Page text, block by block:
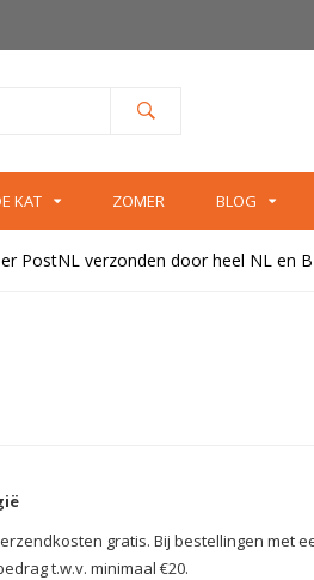
KAT ZOMER BLOG
PostNL verzonden door heel NL en
gratis. Bij bestellingen met
t.w.v. minimaal €20.